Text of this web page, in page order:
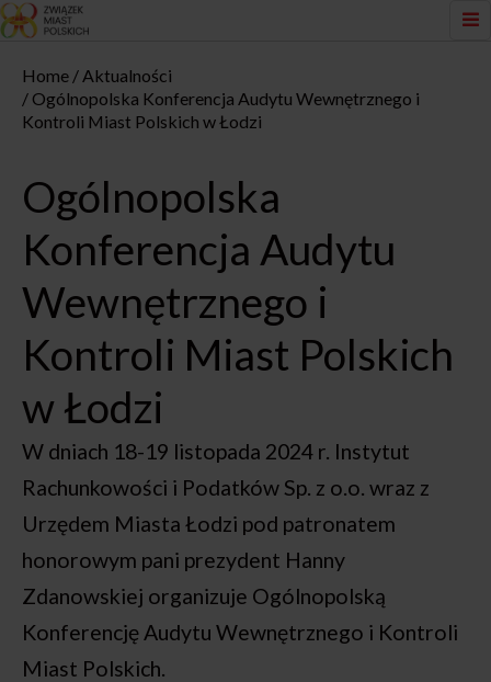
Home
Aktualności
Ogólnopolska Konferencja Audytu Wewnętrznego i
Kontroli Miast Polskich w Łodzi
Ogólnopolska
Konferencja Audytu
Wewnętrznego i
Kontroli Miast Polskich
w Łodzi
W dniach 18-19 listopada 2024 r. Instytut
Rachunkowości i Podatków Sp. z o.o. wraz z
Urzędem Miasta Łodzi pod patronatem
honorowym pani prezydent Hanny
Zdanowskiej organizuje Ogólnopolską
Konferencję Audytu Wewnętrznego i Kontroli
Miast Polskich.